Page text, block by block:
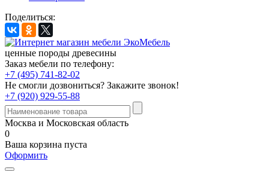
Поделиться:
ценные породы древесины
Заказ мебели по телефону:
+7 (495) 741-82-02
Не смогли дозвониться? Закажите звонок!
+7 (920) 929-55-88
Москва и Московская область
0
Ваша корзина пуста
Оформить